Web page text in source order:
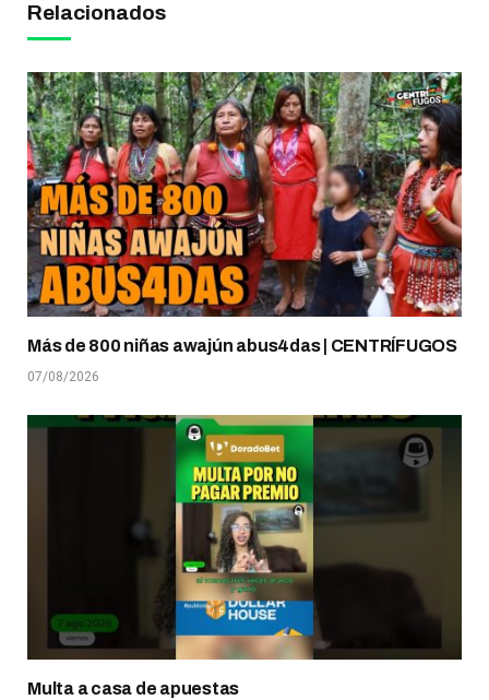
Relacionados
Más de 800 niñas awajún abus4das | CENTRÍFUGOS
07/08/2026
Multa a casa de apuestas